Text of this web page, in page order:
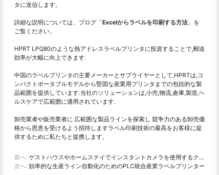
タに送信します。
詳細な説明については、ブログ「Excelからラベルを印刷する方法 」を
ご覧ください。
HPRT LPQ80のような熱アドレスラベルプリンタに投資することで,郵送
効率が大幅に向上できます.
中国のラベルプリンタの主要メーカーとサプライヤーとして,HPRTは,コ
ンパクトポータブルモデルから堅固な産業用プリンタまでの包括的な製
品範囲を提供しています.当社のソリューションは,小売,物流,倉庫,製造,ヘ
ルスケアで広範囲に適用されています.
卸売業者や販売業者に 広範囲な製品ラインを探索し 競争力のある卸売価
格から恩恵を受けるよう招待しますラベル印刷技術の最高をお客様に提
供するために私たちと提携します。
前へ: ゲストハウスやホームステイでインスタントカメラを使用するクリエイティブな方法
次へ: 効率的な生産ライン自動化のためのPLC統合産業ラベルプリンター